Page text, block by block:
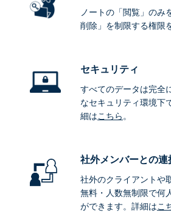
ノートの「閲覧」のみ
削除」を制限する権限
セキュリティ
すべてのデータは完全
なセキュリティ環境下
細はこちら。
社外メンバーとの連
社外のクライアントや
無料・人数無制限で何
ができます。詳細はこ